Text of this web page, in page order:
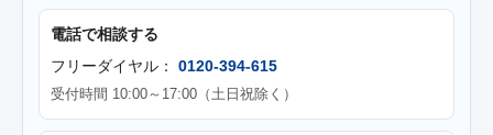
電話で相談する
フリーダイヤル： 0120-394-615
受付時間 10:00～17:00（土日祝除く）